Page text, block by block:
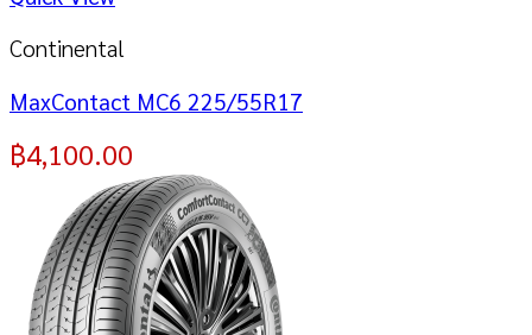
Continental
MaxContact MC6 225/55R17
฿4,100.00